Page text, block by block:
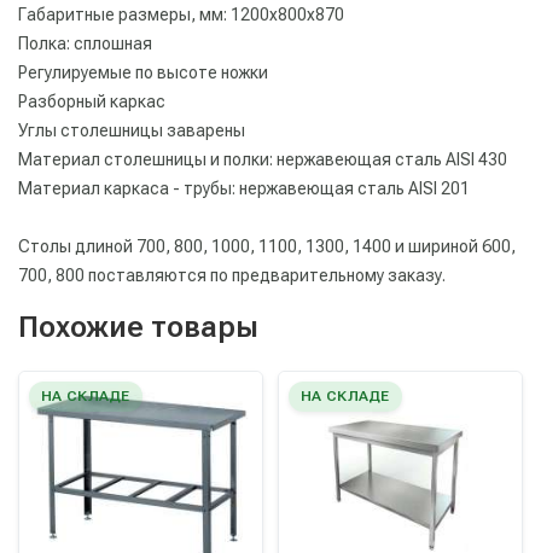
Габаритные размеры, мм: 1200х800х870
Полка: сплошная
Регулируемые по высоте ножки
Разборный каркас
Углы столешницы заварены
Материал столешницы и полки: нержавеющая сталь AISI 430
Материал каркаса - трубы: нержавеющая сталь AISI 201
Столы длиной 700, 800, 1000, 1100, 1300, 1400 и шириной 600,
700, 800 поставляются по предварительному заказу.
Похожие товары
НА СКЛАДЕ НА СКЛАДЕ